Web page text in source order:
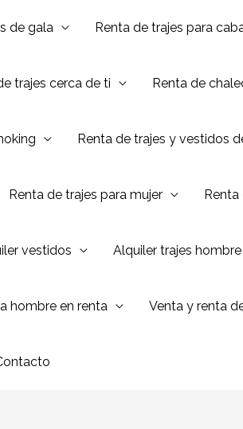
de gala Renta de trajes para
trajes cerca de ti Renta de
Renta de trajes y vestidos
Renta de trajes para mujer
vestidos Alquiler trajes hombre
hombre en renta Venta y renta